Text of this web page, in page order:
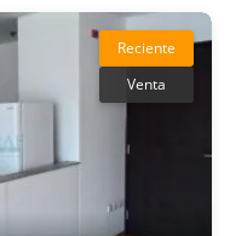
Reciente
Venta